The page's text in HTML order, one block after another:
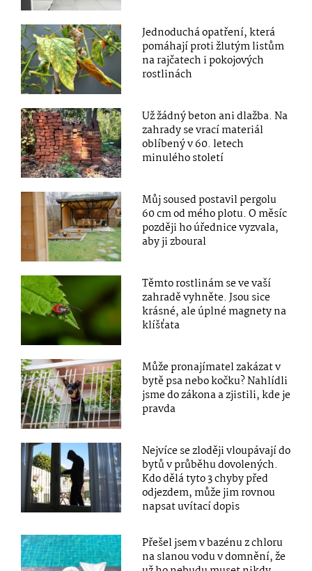
Jednoduchá opatření, která
pomáhají proti žlutým listům
na rajčatech i pokojových
rostlinách
Už žádný beton ani dlažba. Na
zahrady se vrací materiál
oblíbený v 60. letech
minulého století
Můj soused postavil pergolu
60 cm od mého plotu. O měsíc
později ho úřednice vyzvala,
aby ji zboural
Těmto rostlinám se ve vaší
zahradě vyhněte. Jsou sice
krásné, ale úplné magnety na
klíšťata
Může pronajímatel zakázat v
bytě psa nebo kočku? Nahlídli
jsme do zákona a zjistili, kde je
pravda
Nejvíce se zloději vloupávají do
bytů v průběhu dovolených.
Kdo dělá tyto 3 chyby před
odjezdem, může jim rovnou
napsat uvítací dopis
Přešel jsem v bazénu z chloru
na slanou vodu v domnění, že